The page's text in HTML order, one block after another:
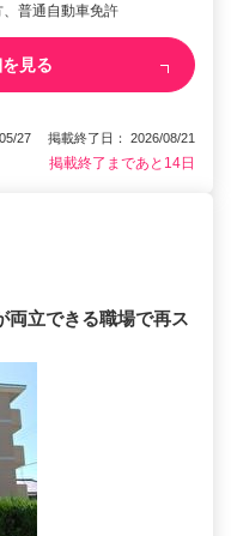
普通自動車免許
見る
27 掲載終了日： 2026/08/21
掲載終了まであと14日
両立できる職場で再ス